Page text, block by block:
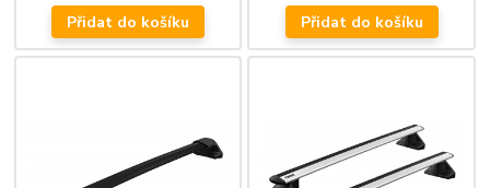
Přidat do košíku Přidat do košíku